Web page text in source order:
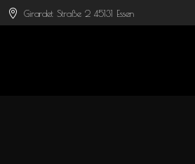
Girardet Straße 2 45131 Essen